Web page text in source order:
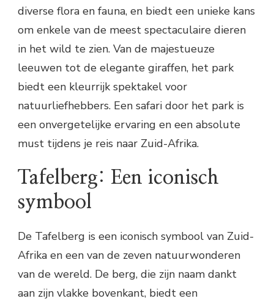
diverse flora en fauna, en biedt een unieke kans
om enkele van de meest spectaculaire dieren
in het wild te zien. Van de majestueuze
leeuwen tot de elegante giraffen, het park
biedt een kleurrijk spektakel voor
natuurliefhebbers. Een safari door het park is
een onvergetelijke ervaring en een absolute
must tijdens je reis naar Zuid-Afrika.
Tafelberg: Een iconisch
symbool
De Tafelberg is een iconisch symbool van Zuid-
Afrika en een van de zeven natuurwonderen
van de wereld. De berg, die zijn naam dankt
aan zijn vlakke bovenkant, biedt een